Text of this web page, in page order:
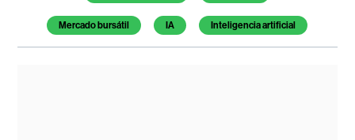
Mercado bursátil IA Inteligencia artificial